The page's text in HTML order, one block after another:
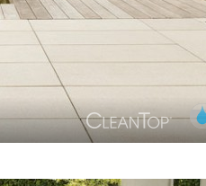
Architekturbeton-Oberfläche.
100.